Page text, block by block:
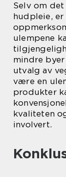
Selv om
hudpleie,
ulempene
mindre
utvalg av
være en
produkter
kvaliteten
involvert.